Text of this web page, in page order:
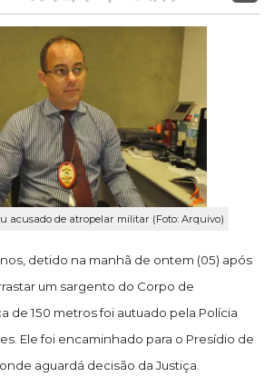
acusado de atropelar militar (Foto: Arquivo)
detido na manhã de ontem (05) após
um sargento do Corpo de
de 150 metros foi autuado pela Polícia
Ele foi encaminhado para o Presídio de
aguardá decisão da Justiça.